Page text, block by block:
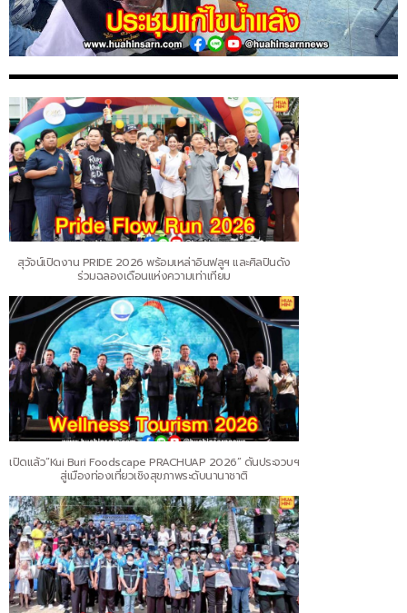
สุวัจน์เปิดงาน PRIDE 2026 พร้อมเหล่าอินฟลูฯ และศิลปินดัง
ร่วมฉลองเดือนแห่งความเท่าเทียม
เปิดแล้ว“Kui Buri Foodscape PRACHUAP 2026” ดันประจวบฯ
สู่เมืองท่องเที่ยวเชิงสุขภาพระดับนานาชาติ